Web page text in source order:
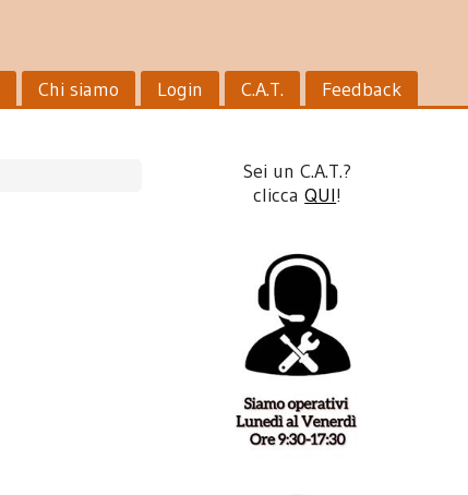
Chi siamo Login C.A.T. Feedback
Sei un C.A.T.?
cliccaQUI!